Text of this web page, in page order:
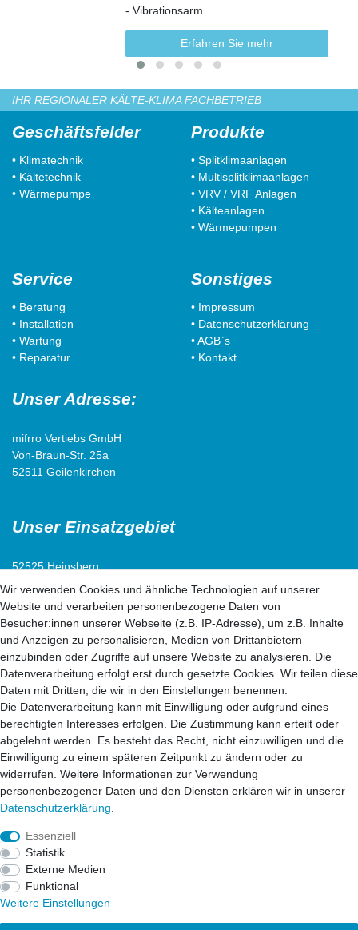
- Vibrationsarm
Erfahren Sie mehr
IHR REGIONALER KÄLTE-KLIMA FACHBETRIEB
Geschäftsfelder
• Klimatechnik
• Kältetechnik
• Wärmepumpe
Produkte
• Splitklimaanlagen
• Multisplitklimaanlagen
• VRV / VRF Anlagen
• Kälteanlagen
• Wärmepumpen
Service
• Beratung
• Installation
• Wartung
• Reparatur
Sonstiges
• Impressum
• Datenschutzerklärung
• AGB`s
• Kontakt
Unser Adresse:
mifrro Vertiebs GmbH
Von-Braun-Str. 25a
52511 Geilenkirchen
Unser Einsatzgebiet
52525 Heinsberg
52538 Selfkant
52511 Geilenkirchen
52222 Stolberg
52428 Jülich
52499 Baesweiler
52477 Alsdorf
52531 Übach-Palenberg
52134 Herzogenrath
52070 Aachen
41812 Erkelenz
41849 Wassenberg
41844 Wegberg
41836 Hückelhoven
53902 Eschweiler
Wir verwenden Cookies und ähnliche Technologien auf unserer
Website und verarbeiten personenbezogene Daten von
Besucher:innen unserer Webseite (z.B. IP-Adresse), um z.B. Inhalte
und Anzeigen zu personalisieren, Medien von Drittanbietern
einzubinden oder Zugriffe auf unsere Website zu analysieren. Die
Datenverarbeitung erfolgt erst durch gesetzte Cookies. Wir teilen diese
Daten mit Dritten, die wir in den Einstellungen benennen.
Die Datenverarbeitung kann mit Einwilligung oder aufgrund eines
berechtigten Interesses erfolgen. Die Zustimmung kann erteilt oder
abgelehnt werden. Es besteht das Recht, nicht einzuwilligen und die
Einwilligung zu einem späteren Zeitpunkt zu ändern oder zu
widerrufen. Weitere Informationen zur Verwendung
personenbezogener Daten und den Diensten erklären wir in unserer
Daten­schutz­erklärung
Essenziell
Statistik
Externe Medien
Funktional
Weitere Einstellungen